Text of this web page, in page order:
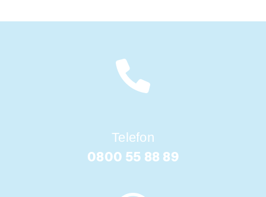
Telefon
0800 55 88 89